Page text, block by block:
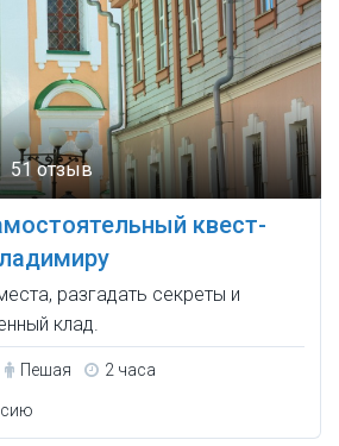
51 отзыв
квест-
разгадать секреты и
клад.
Пешая 2 часа